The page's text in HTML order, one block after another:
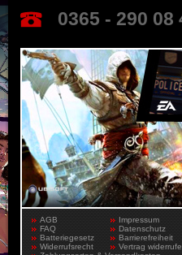
0365 - 290 08
AGB
Impressum
FAQ
Datenschutz
Batteriegesetz
Barrierefreiheit
Widerrufsrecht
Vertrag